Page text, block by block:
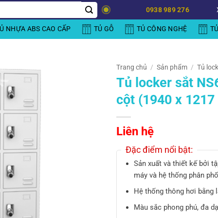
0938 989 276
NHỰA ABS CAO CẤP TỦ GỖ TỦ CÔNG NGHỆ
Trang chủ / Sản phẩm / Tủ
Tủ locker sắt
cột (1940 x
Liên hệ
Đặc điểm nổi bật:
Sản xuất và thiết kế bởi
máy và hệ thống phân
Hệ thống thông hơi bằng
Màu sắc phong phú, đa